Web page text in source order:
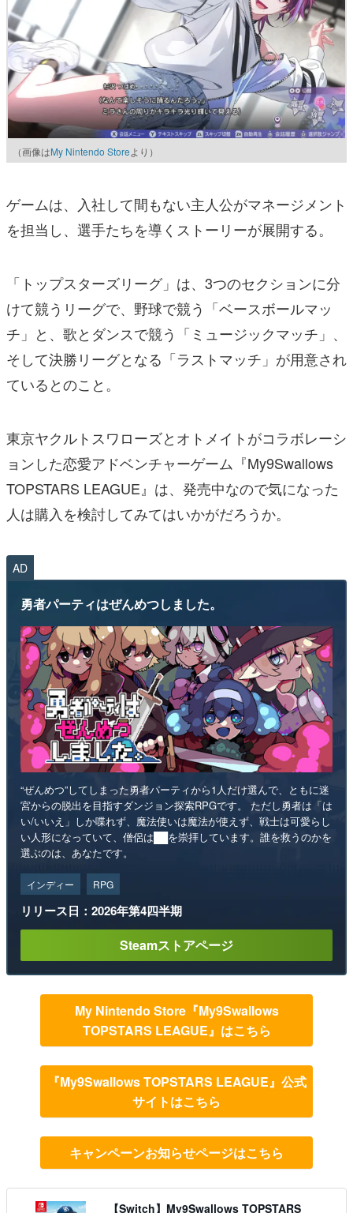
（画像はMy Nintendo Storeより）
ゲームは、入社して間もない主人公がマネージメント
を担当し、選手たちを導くストーリーが展開する。
「トップスターズリーグ」は、3つのセクションに分
けて競うリーグで、野球で競う「ベースボールマッ
チ」と、歌とダンスで競う「ミュージックマッチ」、
そして決勝リーグとなる「ラストマッチ」が用意され
ているとのこと。
東京ヤクルトスワローズとオトメイトがコラボレーシ
ョンした恋愛アドベンチャーゲーム『My9Swallows
TOPSTARS LEAGUE』は、発売中なので気になった
人は購入を検討してみてはいかがだろうか。
AD
勇者パーティはぜんめつしました。
“ぜんめつ”してしまった勇者パーティから1人だけ選んで、ともに迷
宮からの脱出を目指すダンジョン探索RPGです。 ただし勇者は「は
い/いいえ」しか喋れず、魔法使いは魔法が使えず、戦士は可愛らし
い人形になっていて、僧侶は██を崇拝しています。誰を救うのかを
選ぶのは、あなたです。
インディー RPG
リリース日：2026年第4四半期
Steamストアページ
My Nintendo Store『My9Swallows
TOPSTARS LEAGUE』はこちら
『My9Swallows TOPSTARS LEAGUE』公式
サイトはこちら
キャンペーンお知らせページはこちら
【Switch】My9Swallows TOPSTARS